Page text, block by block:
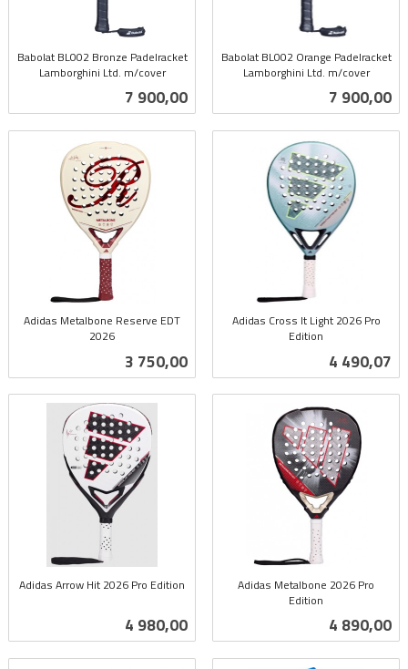
Babolat BL002 Bronze Padelracket
Lamborghini Ltd. m/cover
Pris
7 900,00
Babolat BL002 Orange Padelracket
Lamborghini Ltd. m/cover
Pris
7 900,00
Adidas Metalbone Reserve EDT
2026
Pris
3 750,00
Adidas Cross It Light 2026 Pro
Edition
Pris
4 490,07
Adidas Arrow Hit 2026 Pro Edition
Pris
4 980,00
Adidas Metalbone 2026 Pro
Edition
Pris
4 890,00